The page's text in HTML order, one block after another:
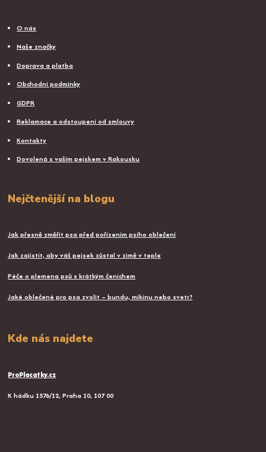
O nás
Naše značky
Doprava a platba
Obchodní podmínky
GDPR
Reklamace a odstoupení od smlouvy
Kontakty
Dovolená s vaším pejskem v Rakousku
Nejčtenější na blogu
Jak přesně změřit psa před pořízením psího oblečení
Jak zajistit, aby váš pejsek zůstal v zimě v teple
Péče o plemena psů s krátkým čenichem
Jaké oblečené pro psa zvolit – bundu, mikinu nebo svetr?
Kde nás najdete
ProPlacatky.cz
K hádku 1576/12, Praha 10, 107 00